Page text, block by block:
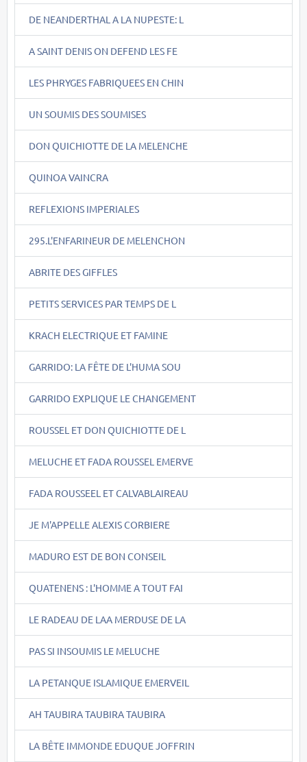
DE NEANDERTHAL A LA NUPESTE: L
A SAINT DENIS ON DEFEND LES FE
LES PHRYGES FABRIQUEES EN CHIN
UN SOUMIS DES SOUMISES
DON QUICHIOTTE DE LA MELENCHE
QUINOA VAINCRA
REFLEXIONS IMPERIALES
295.L'ENFARINEUR DE MELENCHON
ABRITE DES GIFFLES
PETITS SERVICES PAR TEMPS DE L
KRACH ELECTRIQUE ET FAMINE
GARRIDO: LA FÊTE DE L'HUMA SOU
GARRIDO EXPLIQUE LE CHANGEMENT
ROUSSEL ET DON QUICHIOTTE DE L
MELUCHE ET FADA ROUSSEL EMERVE
FADA ROUSSEEL ET CALVABLAIREAU
JE M'APPELLE ALEXIS CORBIERE
MADURO EST DE BON CONSEIL
QUATENENS : L'HOMME A TOUT FAI
LE RADEAU DE LAA MERDUSE DE LA
PAS SI INSOUMIS LE MELUCHE
LA PETANQUE ISLAMIQUE EMERVEIL
AH TAUBIRA TAUBIRA TAUBIRA
LA BÊTE IMMONDE EDUQUE JOFFRIN